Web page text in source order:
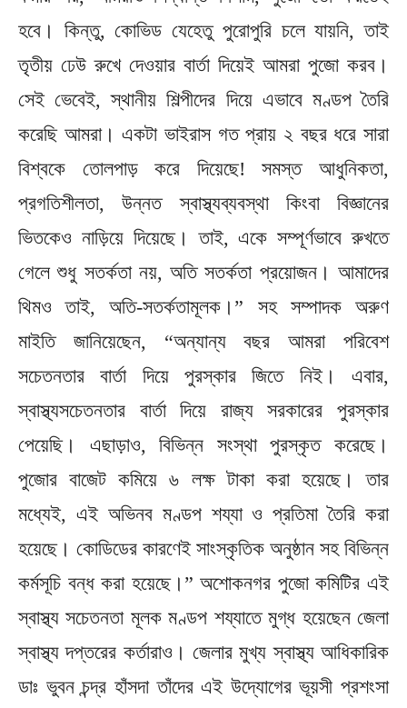
হবে। কিন্তু, কোভিড যেহেতু পুরোপুরি চলে যায়নি, তাই
তৃতীয় ঢেউ রুখে দেওয়ার বার্তা দিয়েই আমরা পুজো করব।
সেই ভেবেই, স্থানীয় শিল্পীদের দিয়ে এভাবে মণ্ডপ তৈরি
করেছি আমরা। একটা ভাইরাস গত প্রায় ২ বছর ধরে সারা
বিশ্বকে তোলপাড় করে দিয়েছে! সমস্ত আধুনিকতা,
প্রগতিশীলতা, উন্নত স্বাস্থ্যব্যবস্থা কিংবা বিজ্ঞানের
ভিতকেও নাড়িয়ে দিয়েছে। তাই, একে সম্পূর্ণভাবে রুখতে
গেলে শুধু সতর্কতা নয়, অতি সতর্কতা প্রয়োজন। আমাদের
থিমও তাই, অতি-সতর্কতামূলক।” সহ সম্পাদক অরুণ
মাইতি জানিয়েছেন, “অন্যান্য বছর আমরা পরিবেশ
সচেতনতার বার্তা দিয়ে পুরস্কার জিতে নিই। এবার,
স্বাস্থ্যসচেতনতার বার্তা দিয়ে রাজ্য সরকারের পুরস্কার
পেয়েছি। এছাড়াও, বিভিন্ন সংস্থা পুরস্কৃত করেছে।
পুজোর বাজেট কমিয়ে ৬ লক্ষ টাকা করা হয়েছে। তার
মধ্যেই, এই অভিনব মণ্ডপ শয্যা ও প্রতিমা তৈরি করা
হয়েছে। কোডিডের কারণেই সাংস্কৃতিক অনুষ্ঠান সহ বিভিন্ন
কর্মসূচি বন্ধ করা হয়েছে।” অশোকনগর পুজো কমিটির এই
স্বাস্থ্য সচেতনতা মূলক মণ্ডপ শয্যাতে মুগ্ধ হয়েছেন জেলা
স্বাস্থ্য দপ্তরের কর্তারাও। জেলার মুখ্য স্বাস্থ্য আধিকারিক
ডাঃ ভুবন চন্দ্র হাঁসদা তাঁদের এই উদ্যোগের ভূয়সী প্রশংসা